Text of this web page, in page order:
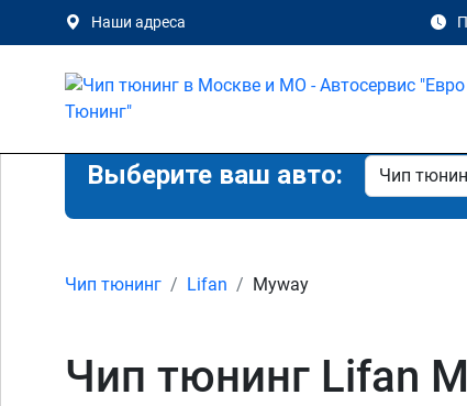
Наши адреса
Выберите ваш авто:
Чип тюнинг Lifan Myway
Чип тюнинг Lifan